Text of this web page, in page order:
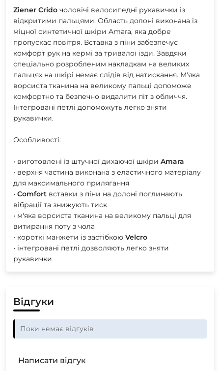
Ziener Crido чоловічі велосипедні рукавички із
відкритими пальцями. Область долоні виконана із
міцної синтетичної шкіри Amara, яка добре
пропускає повітря. Вставка з піни забезпечує
комфорт рук на кермі за тривалої їзди. Завдяки
спеціально розробленим накладкам на великих
пальцях на шкірі немає слідів від натискання. М'яка
ворсиста тканина на великому пальці допоможе
комфортно та безпечно видалити піт з обличчя.
Інтегровані петлі допоможуть легко зняти
рукавички.
Особливості:
• виготовлені із штучної дихаючої шкіри Amara
• верхня частина виконана з еластичного матеріалу
для максимального прилягання
• Comfort вставки з піни на долоні поглинають
вібрації та знижують тиск
• м'яка ворсиста тканина на великому пальці для
витирання поту з чола
• короткі манжети із застібкою Velcro
• інтегровані петлі дозволяють легко зняти
рукавички
Відгуки
Поки немає відгуків
Написати відгук